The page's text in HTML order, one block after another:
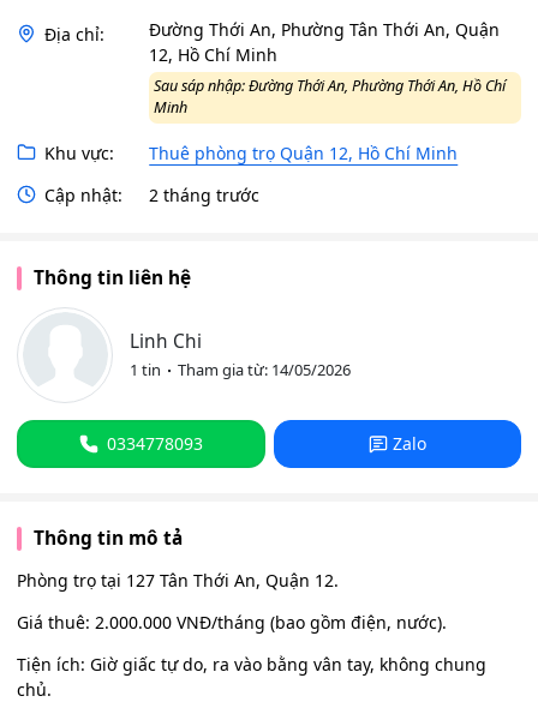
Địa chỉ:
Đường Thới An, Phường Tân Thới An, Quận
12, Hồ Chí Minh
Sau sáp nhập: Đường Thới An, Phường Thới An, Hồ Chí
Minh
Khu vực:
Thuê phòng trọ Quận 12, Hồ Chí Minh
Cập nhật:
2 tháng trước
Thông tin liên hệ
Linh Chi
1 tin Tham gia từ: 14/05/2026
0334778093 Zalo
Thông tin mô tả
Phòng trọ tại 127 Tân Thới An, Quận 12.
Giá thuê: 2.000.000 VNĐ/tháng (bao gồm điện, nước).
Tiện ích: Giờ giấc tự do, ra vào bằng vân tay, không chung
chủ.